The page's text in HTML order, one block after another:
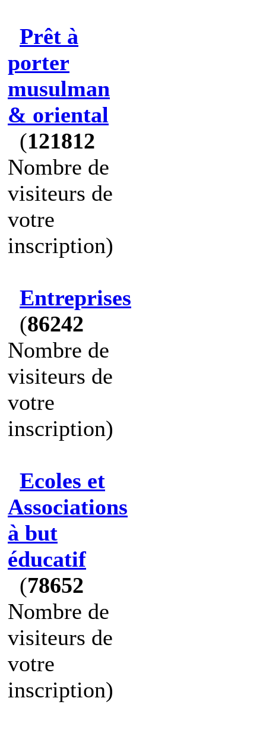
Prêt à
porter
musulman
& oriental
(121812
Nombre de
visiteurs de
votre
inscription)
Entreprises
(86242
Nombre de
visiteurs de
votre
inscription)
Ecoles et
Associations
à but
éducatif
(78652
Nombre de
visiteurs de
votre
inscription)